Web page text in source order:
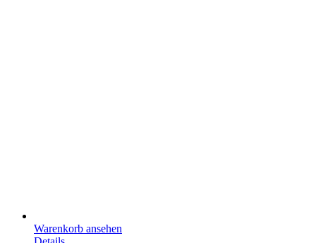
Warenkorb ansehen